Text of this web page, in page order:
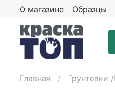
О магазине Образцы
Главная Грунтовки